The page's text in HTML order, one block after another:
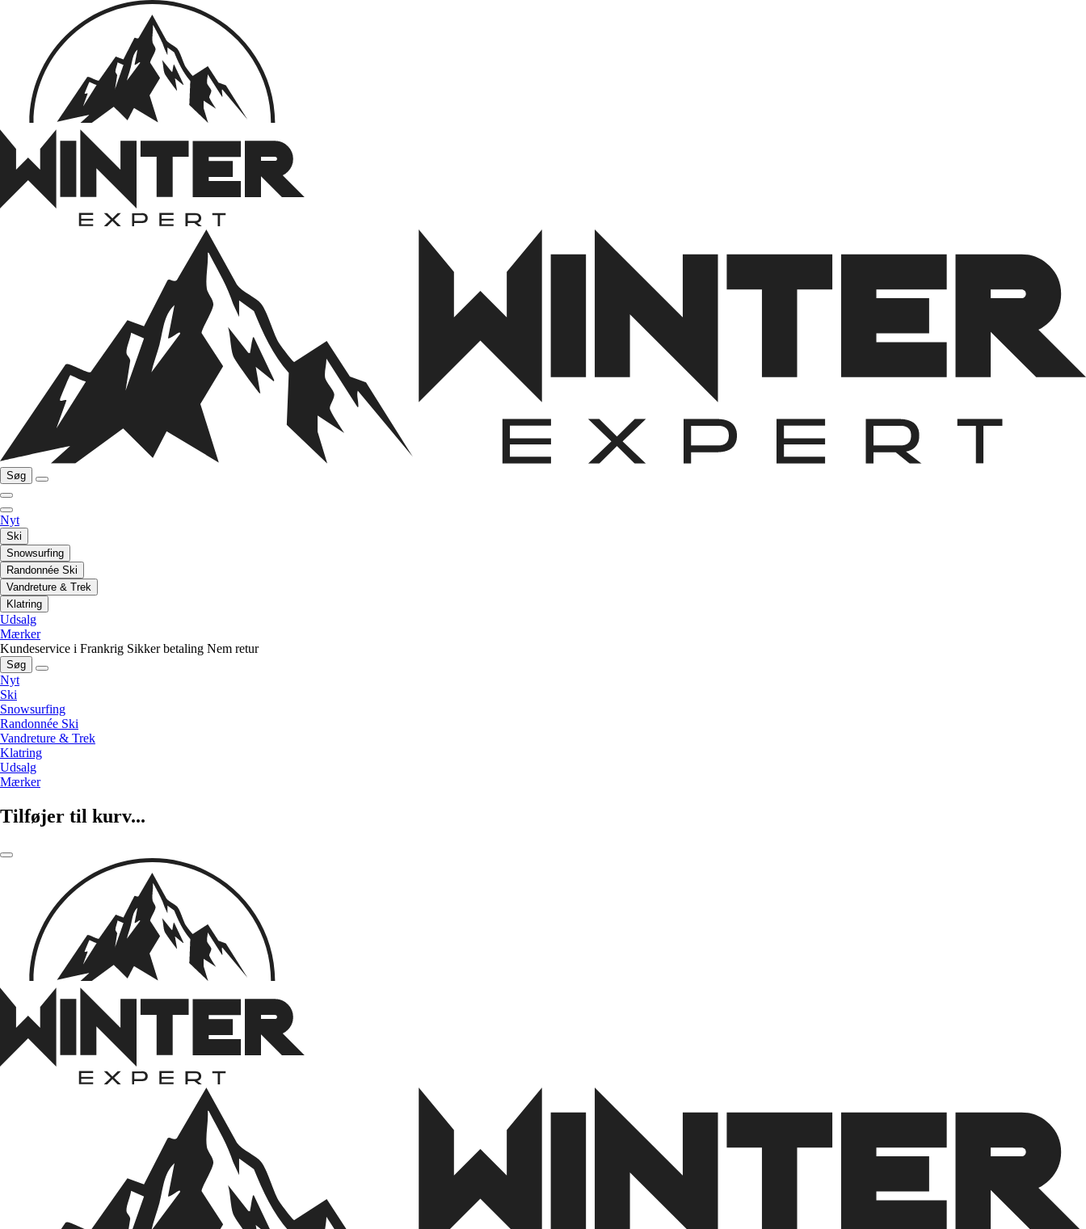
Søg
Nyt
Ski
Snowsurfing
Randonnée Ski
Vandreture & Trek
Klatring
Udsalg
Mærker
Kundeservice i Frankrig Sikker betaling Nem retur
Søg
Nyt
Ski
Snowsurfing
Randonnée Ski
Vandreture & Trek
Klatring
Udsalg
Mærker
Tilføjer til kurv...